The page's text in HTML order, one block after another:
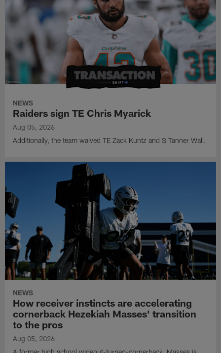
NEWS
Raiders sign TE Chris Myarick
Aug 05, 2026
Additionally, the team waived TE Zack Kuntz and S Tanner Wall.
NEWS
How receiver instincts are accelerating
cornerback Hezekiah Masses' transition
to the pros
Aug 05, 2026